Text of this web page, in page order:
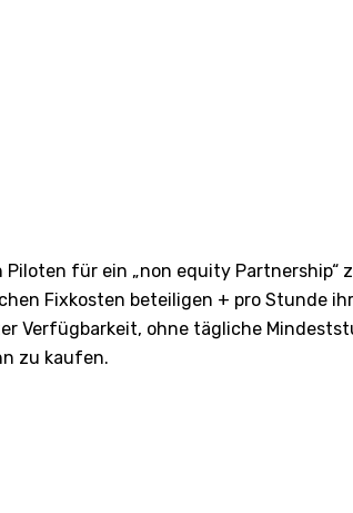
Piloten für ein „non equity Partnership“
Fixkosten beteiligen + pro Stunde
Verfügbarkeit, ohne tägliche
zu kaufen.